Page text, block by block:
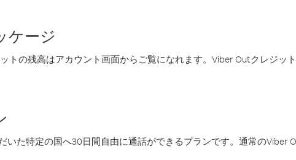
ケージ
トの残高はアカウント画面からご覧になれます。Viber Outクレジッ
いた特定の国へ30日間自由に通話ができるプランです。通常のViber